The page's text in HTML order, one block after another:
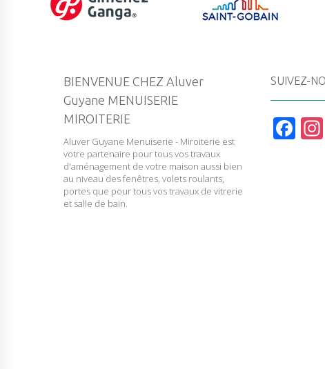
BIENVENUE CHEZ Aluver
Guyane MENUISERIE
MIROITERIE
Aluver Guyane Menuiserie - Miroiterie est
votre partenaire pour tous vos travaux
d'aménagement de votre maison aussi bien
au niveau des fenêtres, volets roulants,
portes que pour tous vos travaux de vitrerie
et salle de bain.
SUIVEZ-
F